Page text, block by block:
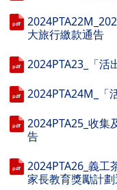
大旅行繳款通告
2024PTA23_「活
2024PTA24M_「
2024PTA25_收集
告
2024PTA26_義
家長教育獎勵計